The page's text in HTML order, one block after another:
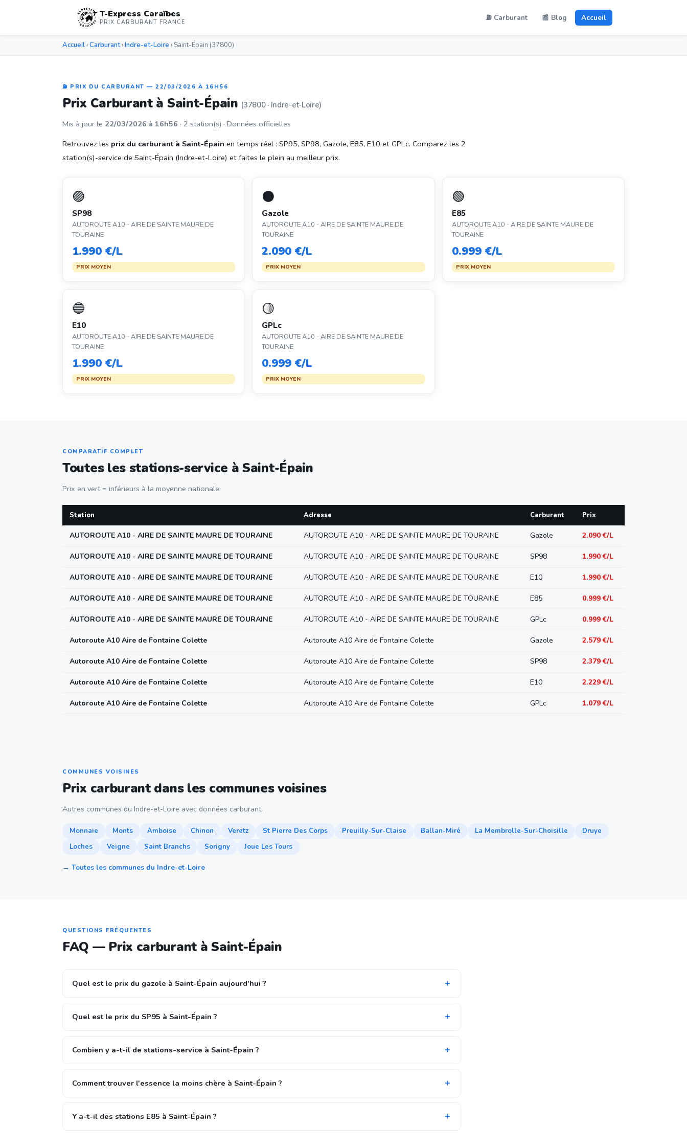
T-Express Caraïbes
PRIX CARBURANT FRANCE ⛽ Carburant 📰 Blog Accueil
Accueil ›Carburant›Indre-et-Loire › Saint-Épain (37800)
⛽ PRIX DU CARBURANT — 22/03/2026 À 16H56
Prix Carburant à Saint-Épain (37800 · Indre-et-Loire)
Mis à jour le 22/03/2026 à 16h56 · 2 station(s) · Données officielles
Retrouvez les prix du carburant à Saint-Épain en temps réel : SP95, SP98, Gazole, E85, E10 et GPLc. Comparez les 2
station(s)-service de Saint-Épain (Indre-et-Loire) et faites le plein au meilleur prix.
🟣
SP98
AUTOROUTE A10 - AIRE DE SAINTE MAURE DE
TOURAINE
1.990 €/L
PRIX MOYEN
⚫
Gazole
AUTOROUTE A10 - AIRE DE SAINTE MAURE DE
TOURAINE
2.090 €/L
PRIX MOYEN
🟢
E85
AUTOROUTE A10 - AIRE DE SAINTE MAURE DE
TOURAINE
0.999 €/L
PRIX MOYEN
🔵
E10
AUTOROUTE A10 - AIRE DE SAINTE MAURE DE
TOURAINE
1.990 €/L
PRIX MOYEN
🟡
GPLc
AUTOROUTE A10 - AIRE DE SAINTE MAURE DE
TOURAINE
0.999 €/L
PRIX MOYEN
COMPARATIF COMPLET
Toutes les stations-service à Saint-Épain
Prix en vert = inférieurs à la moyenne nationale.
Station Adresse Carburant Prix
AUTOROUTE A10 - AIRE DE SAINTE MAURE DE TOURAINE AUTOROUTE A10 - AIRE DE SAINTE MAURE DE TOURAINE Gazole 2.090 €/L
AUTOROUTE A10 - AIRE DE SAINTE MAURE DE TOURAINE AUTOROUTE A10 - AIRE DE SAINTE MAURE DE TOURAINE SP98 1.990 €/L
AUTOROUTE A10 - AIRE DE SAINTE MAURE DE TOURAINE AUTOROUTE A10 - AIRE DE SAINTE MAURE DE TOURAINE E10 1.990 €/L
AUTOROUTE A10 - AIRE DE SAINTE MAURE DE TOURAINE AUTOROUTE A10 - AIRE DE SAINTE MAURE DE TOURAINE E85 0.999 €/L
AUTOROUTE A10 - AIRE DE SAINTE MAURE DE TOURAINE AUTOROUTE A10 - AIRE DE SAINTE MAURE DE TOURAINE GPLc 0.999 €/L
Autoroute A10 Aire de Fontaine Colette Autoroute A10 Aire de Fontaine Colette Gazole 2.579 €/L
Autoroute A10 Aire de Fontaine Colette Autoroute A10 Aire de Fontaine Colette SP98 2.379 €/L
Autoroute A10 Aire de Fontaine Colette Autoroute A10 Aire de Fontaine Colette E10 2.229 €/L
Autoroute A10 Aire de Fontaine Colette Autoroute A10 Aire de Fontaine Colette GPLc 1.079 €/L
COMMUNES VOISINES
Prix carburant dans les communes voisines
Autres communes du Indre-et-Loire avec données carburant.
Monnaie Monts Amboise Chinon Veretz St Pierre Des Corps Preuilly-Sur-Claise Ballan-Miré La Membrolle-Sur-Choisille
Druye
Loches
Veigne Saint Branchs Sorigny Joue Les Tours
→ Toutes les communes du Indre-et-Loire
QUESTIONS FRÉQUENTES
FAQ — Prix carburant à Saint-Épain
Quel est le prix du gazole à Saint-Épain aujourd'hui ?
Quel est le prix du SP95 à Saint-Épain ?
Combien y a-t-il de stations-service à Saint-Épain ?
Comment trouver l'essence la moins chère à Saint-Épain ?
Y a-t-il des stations E85 à Saint-Épain ?